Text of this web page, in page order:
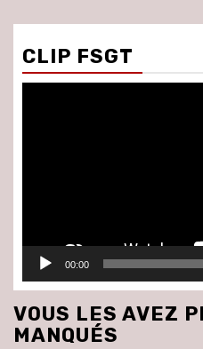
CLIP FSGT
00:00
VOUS LES AVEZ
MANQUÉS